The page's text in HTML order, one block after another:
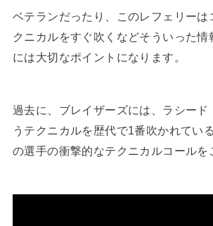
ベテランだったり、このレフェリーは
クニカルをすぐ吹くなどそういった情
には大切なポイントになります。
過去に、ブレイザーズには、ラシード
うテクニカルを歴代で1番吹かれてい
の選手の衝撃的なテクニカルコールを